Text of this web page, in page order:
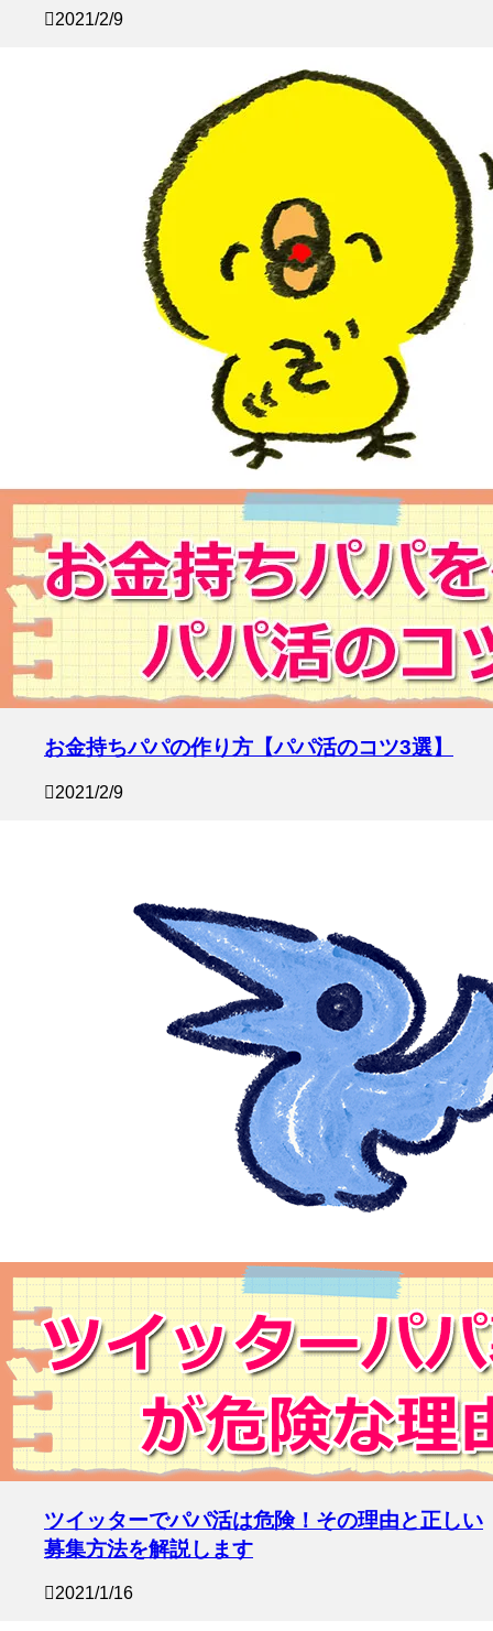
2021/2/9
お金持ちパパの作り方【パパ活のコツ3選】
2021/2/9
ツイッターでパパ活は危険！その理由と正しい
募集方法を解説します
2021/1/16